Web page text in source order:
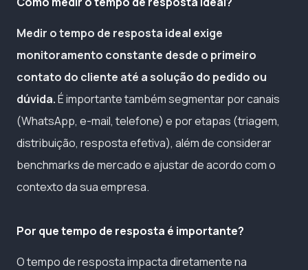
Medir o tempo de resposta ideal exige
monitoramento constante desde o primeiro
contato do cliente até a solução do pedido ou
dúvida.É importante também segmentar por canais
(WhatsApp, e-mail, telefone) e por etapas (triagem,
distribuição, resposta efetiva), além de considerar
benchmarks de mercado e ajustar de acordo com o
contexto da sua empresa.
Por que tempo de resposta é importante?
O tempo de resposta impacta diretamente na